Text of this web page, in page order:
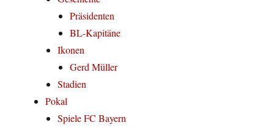
Präsidenten
BL-Kapitäne
Ikonen
Gerd Müller
Stadien
Pokal
Spiele FC Bayern